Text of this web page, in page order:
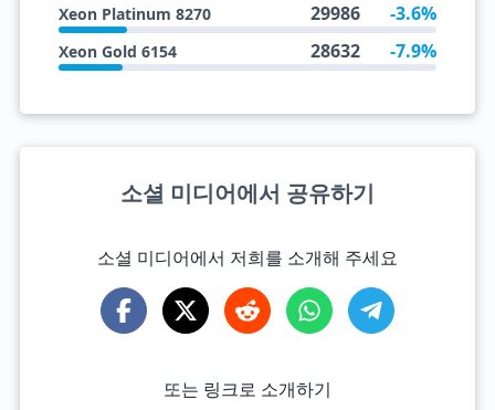
Xeon Platinum 8270 29986 -3.6%
Xeon Gold 6154 28632 -7.9%
소셜 미디어에서 공유하기
소셜 미디어에서 저희를 소개해 주세요
또는 링크로 소개하기